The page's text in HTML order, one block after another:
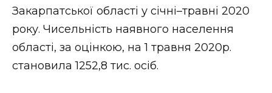
Соціум
Спорт
Стиль життя
Закарпатської області у січні–травні 2020
року. Чисельність наявного населення
області, за оцінкою, на 1 травня 2020р.
становила 1252,8 тис. осіб.